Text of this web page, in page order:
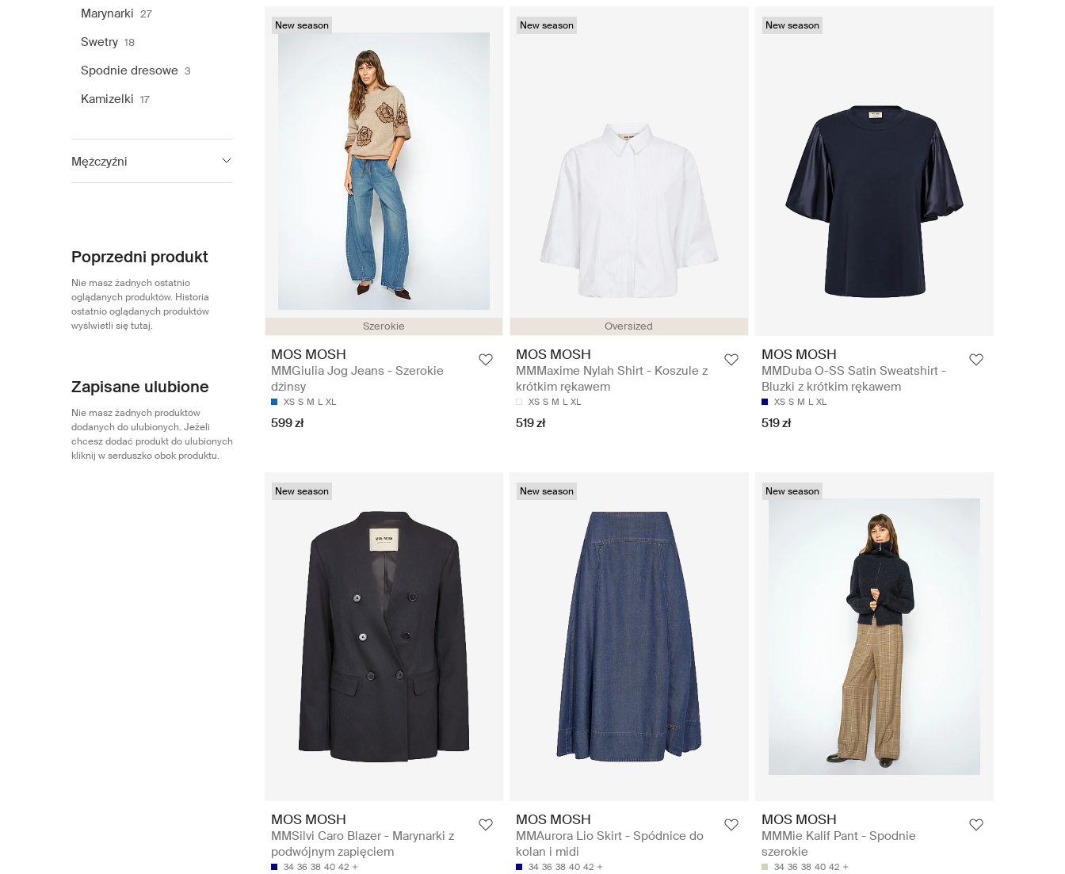
Marynarki 27
Swetry 18
Spodnie dresowe 3
Kamizelki 17
Mężczyźni
Poprzedni produkt
Nie masz żadnych ostatnio
oglądanych produktów. Historia
ostatnio oglądanych produktów
wyślwietli się tutaj.
Zapisane ulubione
Nie masz żadnych produktów
dodanych do ulubionych. Jeżeli
chcesz dodać produkt do ulubionych
kliknij w serduszko obok produktu.
Szerokie
New season
MOS MOSH
MMGiulia Jog Jeans - Szerokie
dżinsy
XS S M L XL
599 zł
Oversized
New season
MOS MOSH
MMMaxime Nylah Shirt - Koszule z
krótkim rękawem
XS S M L XL
519 zł
New season
MOS MOSH
MMDuba O-SS Satin Sweatshirt -
Bluzki z krótkim rękawem
XS S M L XL
519 zł
New season
MOS MOSH
MMSilvi Caro Blazer - Marynarki z
podwójnym zapięciem
34 36 38 40 42
New season
MOS MOSH
MMAurora Lio Skirt - Spódnice do
kolan i midi
34 36 38 40 42
New season
MOS MOSH
MMMie Kalif Pant - Spodnie
szerokie
34 36 38 40 42